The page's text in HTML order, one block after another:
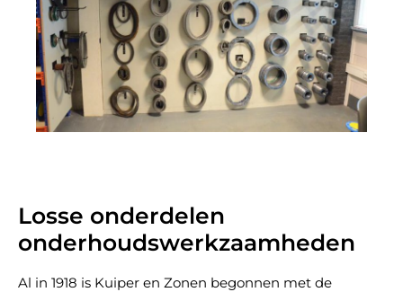
Losse onderdelen
onderhoudswerkzaamheden
Al in 1918 is Kuiper en Zonen begonnen met de